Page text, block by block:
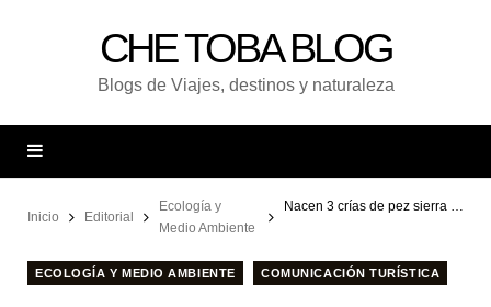
CHE TOBA BLOG
Blogs de Viajes, destinos y naturaleza
Inicio Editorial
Ecología y
Medio Ambiente
Nacen 3 crías de pez sierra en acuario certificado
ECOLOGÍA Y MEDIO AMBIENTE COMUNICACIÓN TURÍSTICA